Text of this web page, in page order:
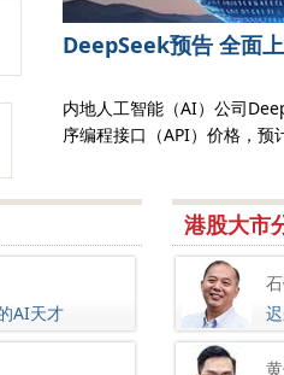
占亏
DeepSeek预告 全面
内地人工智能（AI）公司
序编程接口（API）价格，预
AI天才
港股大市